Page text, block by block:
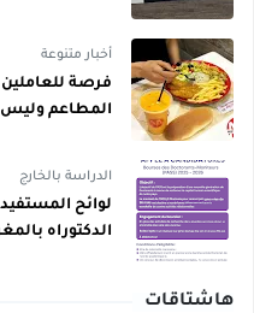
أخبار متنوعة
الدراسة بالخارج
الدكتوراه بالمغرب
هاشتاقات